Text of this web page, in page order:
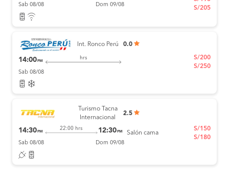
Sab 08/08 Dom 09/08
S/205
Int. Ronco Perú 0.0
14:00 PM
hrs
Sab 08/08
S/200
S/250
Turismo Tacna
Internacional
2.5
14:30 PM
22:00 hrs 12:30 PM
Sab 08/08 Dom 09/08
Salón cama
S/150
S/180